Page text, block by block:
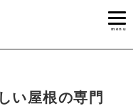
menu
い屋根の専門